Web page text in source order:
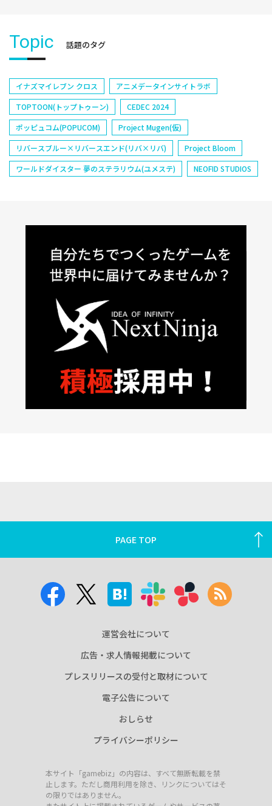
Topic 話題のタグ
イナズマイレブン クロス
アニメデータインサイトラボ
TOPTOON(トップトゥーン)
CEDEC 2024
ポッピュコム(POPUCOM)
Project Mugen(仮)
リバースブルー×リバースエンド(リバ×リバ)
Project Bloom
ワールドダイスター 夢のステラリウム(ユメステ)
NEOFID STUDIOS
PAGE TOP
運営会社について
広告・求人情報掲載について
プレスリリースの受付と取材について
電子公告について
おしらせ
プライバシーポリシー
本サイト「gamebiz」の内容は、すべて無断転載を禁
止します。ただし商用利用を除き、リンクについてはそ
の限りではありません。